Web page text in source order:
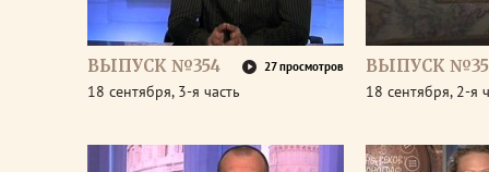
ВЫПУСК №354 27 просмотров
18 сентября, 3-я часть
ВЫПУСК
18 сентября, 2-я